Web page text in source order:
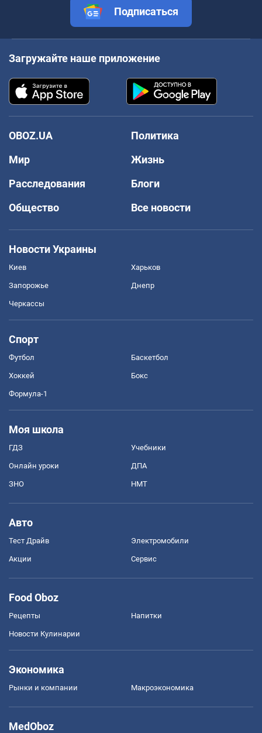
Подписаться
Загружайте наше приложение
OBOZ.UA
Политика
Мир
Жизнь
Расследования
Блоги
Общество
Все новости
Новости Украины
Киев Харьков
Запорожье Днепр
Черкассы
Спорт
Футбол Баскетбол
Хоккей Бокс
Формула-1
Моя школа
ГДЗ Учебники
Онлайн уроки ДПА
ЗНО НМТ
Авто
Тест Драйв Электромобили
Акции Сервис
Food Oboz
Рецепты Напитки
Новости Кулинарии
Экономика
Рынки и компании Mакроэкономика
MedOboz